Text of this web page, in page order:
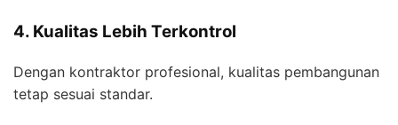
4. Kualitas Lebih Terkontrol
Dengan kontraktor profesional, kualitas pembangunan
tetap sesuai standar.